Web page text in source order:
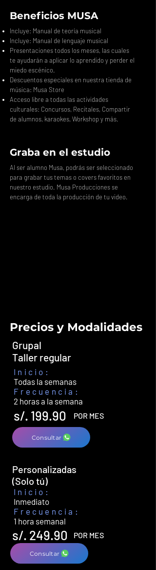
Beneficios MUSA
Incluye: Manual de teoría musical
Incluye: Manual de lenguaje musical
Presentaciones todos los meses, las cuales
te ayudarán a aplicar lo aprendido y perder el
miedo escénico.
Descuentos especiales en nuestra tienda de
música: Musa Store
Acceso libre a todas las actividades
culturales: Concursos, Recitales, Compartir
de alumnos, karaokes, Workshop y más.
Graba en el estudio
Al ser alumno Musa, podrás ser seleccionado
para grabar tus temas o covers favoritos en
nuestro estudio. Musa Producciones se
encarga de toda la producción de tu video.
Precios y Modalidades
Grupal
Taller regular
Inicio:
Todas la semanas
Frecuencia:
2 horas a la semana
s/. 199.90 POR MES
Consultar
Personalizadas
(Solo tú)
Inicio:
Inmediato
Frecuencia:
1 hora semanal
s/. 249.90 POR MES
Consultar